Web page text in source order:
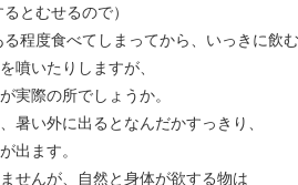
とむせるので）
程度食べてしまってから、いっきに飲
噴いたりしますが、
実際の所でしょうか。
暑い外に出るとなんだかすっきり、
出ます。
せんが、自然と身体が欲する物は